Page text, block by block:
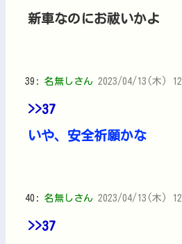
新車なのにお祓いかよ
39: 名無しさん 2023/04/13(木)
>>37
いや、安全祈願かな
40: 名無しさん 2023/04/13(木)
>>37